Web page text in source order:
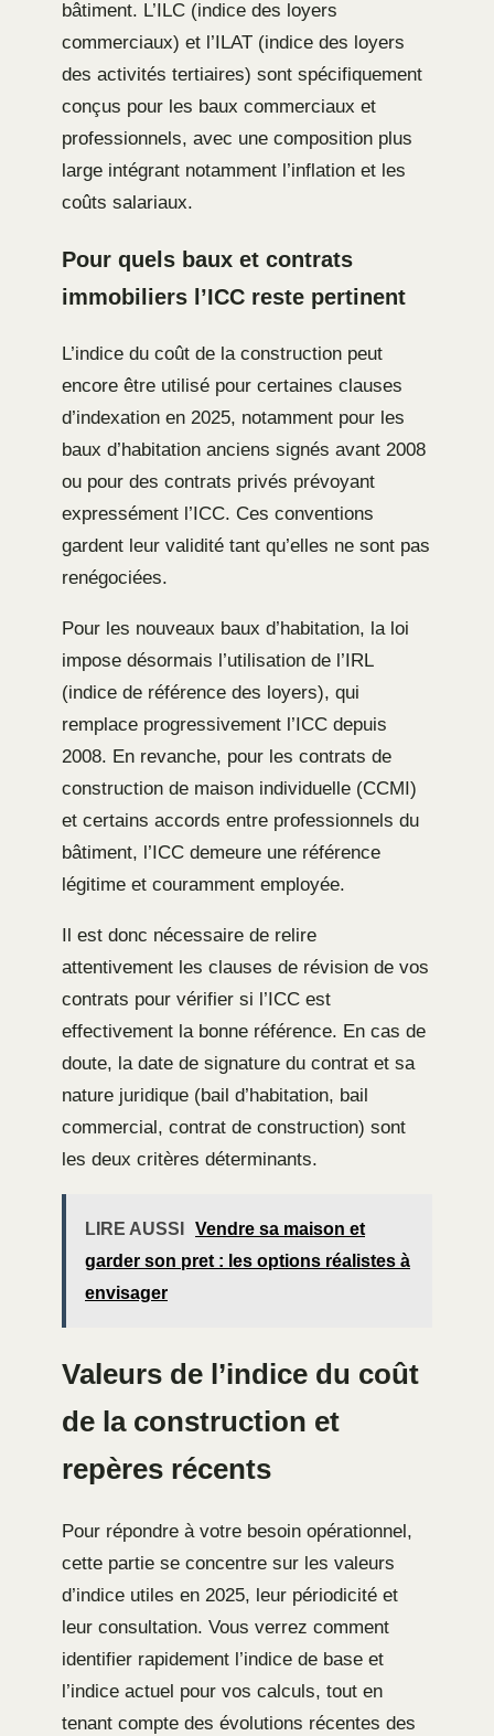
bâtiment. L’ILC (indice des loyers
commerciaux) et l’ILAT (indice des loyers
des activités tertiaires) sont spécifiquement
conçus pour les baux commerciaux et
professionnels, avec une composition plus
large intégrant notamment l’inflation et les
coûts salariaux.
Pour quels baux et contrats
immobiliers l’ICC reste pertinent
L’indice du coût de la construction peut
encore être utilisé pour certaines clauses
d’indexation en 2025, notamment pour les
baux d’habitation anciens signés avant 2008
ou pour des contrats privés prévoyant
expressément l’ICC. Ces conventions
gardent leur validité tant qu’elles ne sont pas
renégociées.
Pour les nouveaux baux d’habitation, la loi
impose désormais l’utilisation de l’IRL
(indice de référence des loyers), qui
remplace progressivement l’ICC depuis
2008. En revanche, pour les contrats de
construction de maison individuelle (CCMI)
et certains accords entre professionnels du
bâtiment, l’ICC demeure une référence
légitime et couramment employée.
Il est donc nécessaire de relire
attentivement les clauses de révision de vos
contrats pour vérifier si l’ICC est
effectivement la bonne référence. En cas de
doute, la date de signature du contrat et sa
nature juridique (bail d’habitation, bail
commercial, contrat de construction) sont
les deux critères déterminants.
LIRE AUSSI
Vendre sa maison et
garder son pret : les options réalistes à
envisager
Valeurs de l’indice du coût
de la construction et
repères récents
Pour répondre à votre besoin opérationnel,
cette partie se concentre sur les valeurs
d’indice utiles en 2025, leur périodicité et
leur consultation. Vous verrez comment
identifier rapidement l’indice de base et
l’indice actuel pour vos calculs, tout en
tenant compte des évolutions récentes des